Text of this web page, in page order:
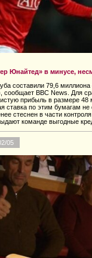
Юнайтед» в минусе,
составили 79,6
сообщает BBC News. Для
прибыль в размере 48
ставка по этим бумагам
стеснен в части
команде выгодные
05